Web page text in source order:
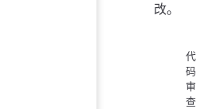
改。
代
码
审
查